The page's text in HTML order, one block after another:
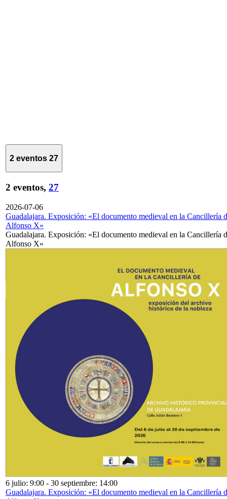
2 eventos 27
2 eventos, 27
2026-07-06
Guadalajara. Exposición: «El documento medieval en la Cancillería
Alfonso X»
Guadalajara. Exposición: «El documento medieval en la Cancillería
Alfonso X»
6 julio: 9:00 - 30 septiembre: 14:00
Guadalajara. Exposición: «El documento medieval en la Cancillería